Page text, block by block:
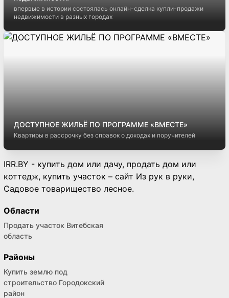
впервые в истории состоялась онлайн-сделка купли-продажи
недвижимости в разных городах
ДОСТУПНОЕ ЖИЛЬЁ ПО ПРОГРАММЕ «ВМЕСТЕ»
Квартиры в рассрочку без справок о доходах и поручителей
IRR.BY - купить дом или дачу, продать дом или
коттедж, купить участок – сайт Из рук в руки,
Садовое товарищество лесное.
Области
Продать участок Витебская
область
Районы
Купить землю под
строительство Городокский
район